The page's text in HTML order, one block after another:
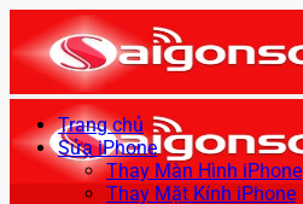
qua
nội
dung
Trang chủ
Sửa iPhone
Thay Màn Hình iPhone
Thay Mặt Kính iPhone